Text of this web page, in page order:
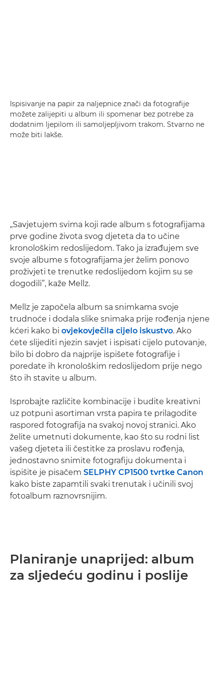
Ispisivanje na papir za naljepnice znači da fotografije
možete zalijepiti u album ili spomenar bez potrebe za
dodatnim ljepilom ili samoljepljivom trakom. Stvarno ne
može biti lakše.
„Savjetujem svima koji rade album s fotografijama
prve godine života svog djeteta da to učine
kronološkim redoslijedom. Tako ja izrađujem sve
svoje albume s fotografijama jer želim ponovo
proživjeti te trenutke redoslijedom kojim su se
dogodili”, kaže Mellz.
Mellz je započela album sa snimkama svoje
trudnoće i dodala slike snimaka prije rođenja njene
kćeri kako bi ovjekovječila cijelo iskustvo. Ako
ćete slijediti njezin savjet i ispisati cijelo putovanje,
bilo bi dobro da najprije ispišete fotografije i
poredate ih kronološkim redoslijedom prije nego
što ih stavite u album.
Isprobajte različite kombinacije i budite kreativni
uz potpuni asortiman vrsta papira te prilagodite
raspored fotografija na svakoj novoj stranici. Ako
želite umetnuti dokumente, kao što su rodni list
vašeg djeteta ili čestitke za proslavu rođenja,
jednostavno snimite fotografiju dokumenta i
ispišite je pisačem SELPHY CP1500 tvrtke Canon
kako biste zapamtili svaki trenutak i učinili svoj
fotoalbum raznovrsnijim.
Planiranje unaprijed: album
za sljedeću godinu i poslije